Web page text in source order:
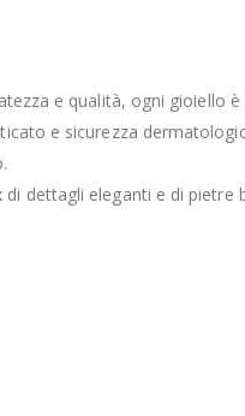
e qualità, ogni gioiello
e sicurezza
dettagli eleganti e di